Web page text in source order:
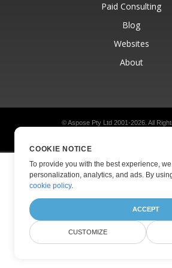
Paid Consulting
Blog
Websites
About
© Aspose Pty Ltd 2001-2026. All
COOKIE NOTICE
To provide you with the best experience,
personalization, analytics, and ads. By
cookie policy.
ACCEPT
CUSTOMIZE